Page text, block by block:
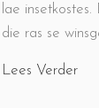
lae
die ras se
Lees Verder